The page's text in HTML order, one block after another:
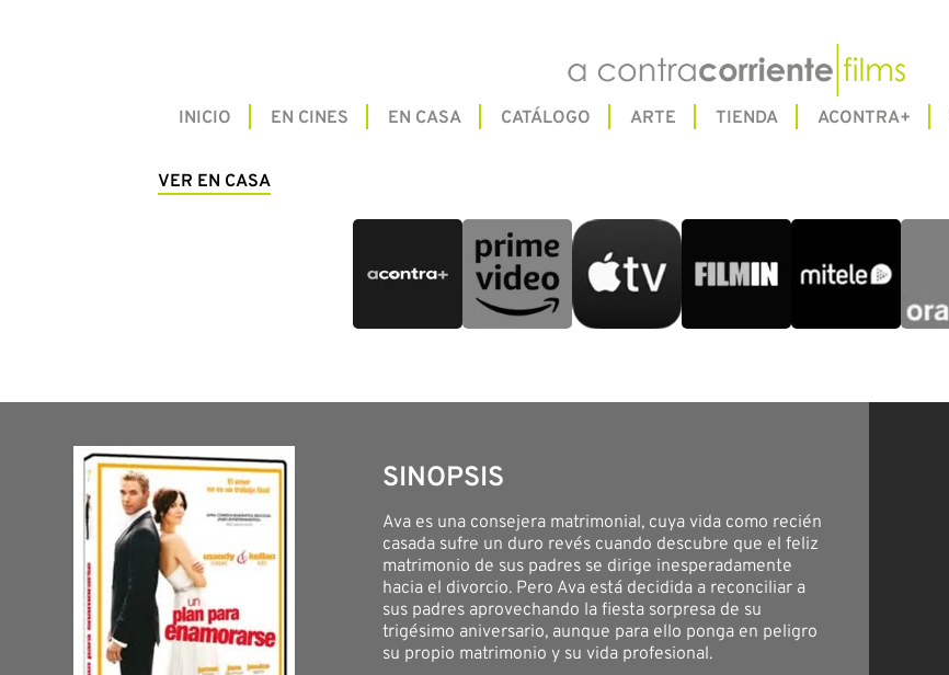
INICIO EN CINES EN CASA CATÁLOGO ARTE TIENDA ACONTRA+
VER EN CASA
SINOPSIS
Ava es una consejera matrimonial, cuya vida como recién
casada sufre un duro revés cuando descubre que el feliz
matrimonio de sus padres se dirige inesperadamente
hacia el divorcio. Pero Ava está decidida a reconciliar a
sus padres aprovechando la fiesta sorpresa de su
trigésimo aniversario, aunque para ello ponga en peligro
su propio matrimonio y su vida profesional.